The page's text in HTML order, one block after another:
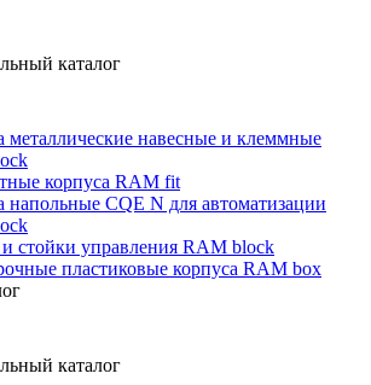
каталог
металлические навесные и клеммные
корпуса RAM fit
напольные CQE N для автоматизации
стойки управления RAM block
пластиковые корпуса RAM box
каталог